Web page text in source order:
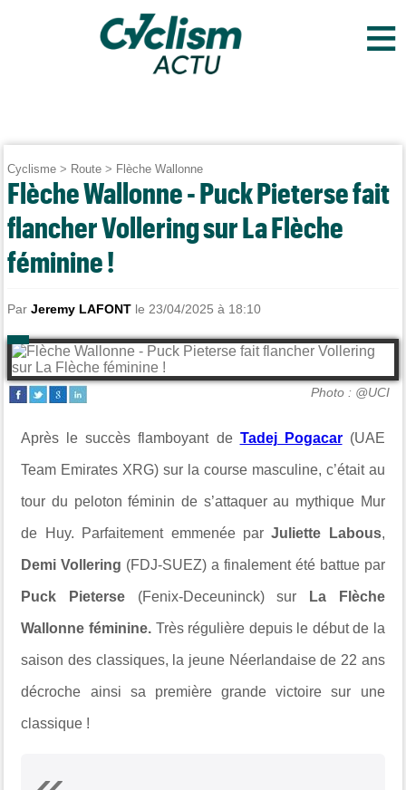
≡
Cyclisme > Route > Flèche Wallonne
Flèche Wallonne - Puck Pieterse fait
flancher Vollering sur La Flèche
féminine !
ParJeremy LAFONT le 23/04/2025 à 18:10
Photo : @UCI
Après le succès flamboyant de Tadej Pogacar(UAE
Team Emirates XRG) sur la course masculine, c’était au
tour du peloton féminin de s’attaquer au mythique Mur
de Huy. Parfaitement emmenée parJuliette Labous,
Demi Vollering (FDJ-SUEZ) a finalement été battue par
Puck Pieterse (Fenix-Deceuninck) sur La Flèche
Wallonne féminine. Très régulière depuis le début de la
saison des classiques, la jeune Néerlandaise de 22 ans
décroche ainsi sa première grande victoire sur une
classique !